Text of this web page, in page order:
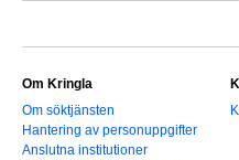
Om Kringla
Om söktjänsten
Hantering av personuppgifter
Anslutna institutioner